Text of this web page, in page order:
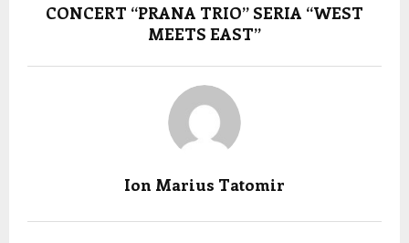
CONCERT “PRANA TRIO” SERIA “WEST
MEETS EAST”
Ion Marius Tatomir